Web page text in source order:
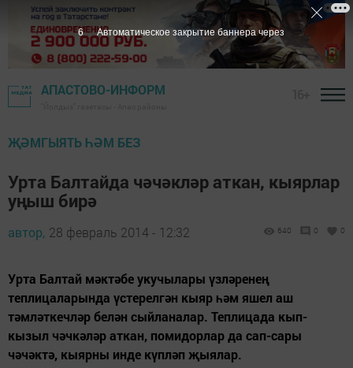
АПАСТОВО-ИНФОРМ
ҖӘМГЫЯТЬ ҺӘМ БЕЗ
Урта Балтайда чәчәкләр аткан, кыярлар
уңыш бирә
автор, 28 февраль 2014 - 12:32 640 0 0
Урта Балтай мәктәбе укучылары үзләренең
теплицаларында үстерелгән кыяр һәм яшел аш
тәмләткечләр белән сыйланалар. Теплицада кып-
кызыл чәчкәләр аткан, помидорлар да сап-сары
чәчәктә, кыярны инде күпләп җыялар.
5 Автоматическое закрытие баннера через